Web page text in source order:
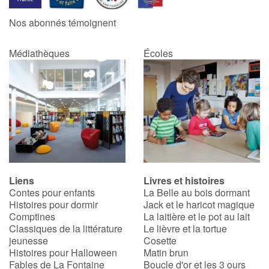
Nos abonnés témoignent
Médiathèques Écoles
Liens
Contes pour enfants
Histoires pour dormir
Comptines
Classiques de la littérature
jeunesse
Histoires pour Halloween
Fables de La Fontaine
Livres et histoires
La Belle au bois dormant
Jack et le haricot magique
La laitière et le pot au lait
Le lièvre et la tortue
Cosette
Matin brun
Boucle d'or et les 3 ours